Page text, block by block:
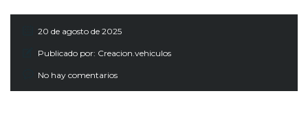
20 de agosto de 2025
Publicado por: Creacion.vehiculos
No hay comentarios